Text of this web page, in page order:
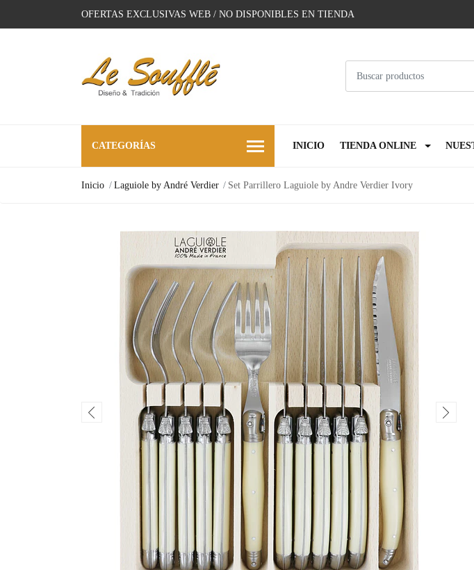
OFERTAS EXCLUSIVAS WEB / NO DISPONIBLES EN TIENDA
CATEGORÍAS INICIO TIENDA ONLINE
Inicio Laguiole by André Verdier Set Parrillero Laguiole by Andre Verdier Ivory